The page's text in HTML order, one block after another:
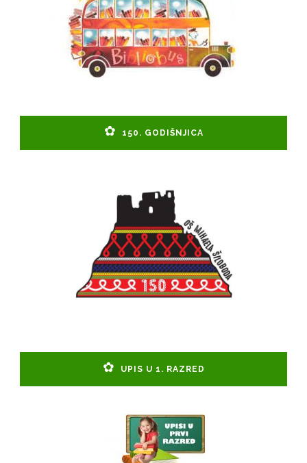
150. GODIŠNJICA
UPIS U 1. RAZRED